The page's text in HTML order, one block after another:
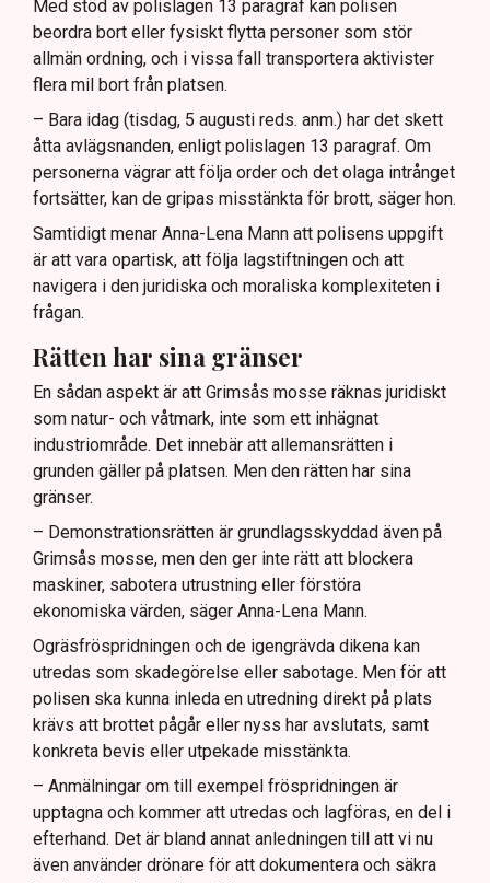
Med stöd av polislagen 13 paragraf kan polisen
beordra bort eller fysiskt flytta personer som stör
allmän ordning, och i vissa fall transportera aktivister
flera mil bort från platsen.
– Bara idag (tisdag, 5 augusti reds. anm.) har det skett
åtta avlägsnanden, enligt polislagen 13 paragraf. Om
personerna vägrar att följa order och det olaga intrånget
fortsätter, kan de gripas misstänkta för brott, säger hon.
Samtidigt menar Anna-Lena Mann att polisens uppgift
är att vara opartisk, att följa lagstiftningen och att
navigera i den juridiska och moraliska komplexiteten i
frågan.
Rätten har sina gränser
En sådan aspekt är att Grimsås mosse räknas juridiskt
som natur- och våtmark, inte som ett inhägnat
industriområde. Det innebär att allemansrätten i
grunden gäller på platsen. Men den rätten har sina
gränser.
– Demonstrationsrätten är grundlagsskyddad även på
Grimsås mosse, men den ger inte rätt att blockera
maskiner, sabotera utrustning eller förstöra
ekonomiska värden, säger Anna-Lena Mann.
Ogräsfröspridningen och de igengrävda dikena kan
utredas som skadegörelse eller sabotage. Men för att
polisen ska kunna inleda en utredning direkt på plats
krävs att brottet pågår eller nyss har avslutats, samt
konkreta bevis eller utpekade misstänkta.
– Anmälningar om till exempel fröspridningen är
upptagna och kommer att utredas och lagföras, en del i
efterhand. Det är bland annat anledningen till att vi nu
även använder drönare för att dokumentera och säkra